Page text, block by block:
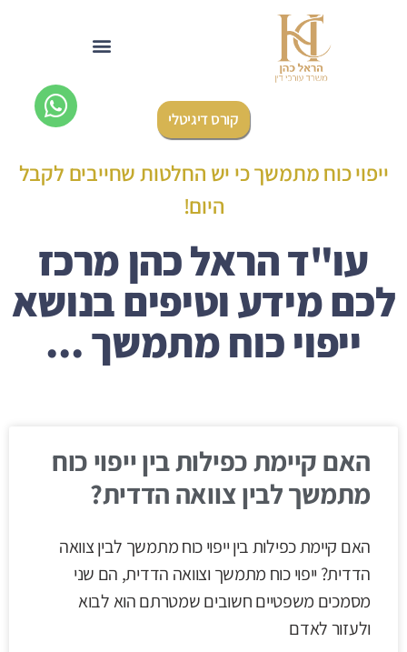
קורס דיגיטלי
ייפוי כוח מתמשך כי יש החלטות שחייבים לקבל
היום!
עו"ד הראל כהן מרכז
לכם מידע וטיפים בנושא
ייפוי כוח מתמשך ...
האם קיימת כפילות בין ייפוי כוח
מתמשך לבין צוואה הדדית?
האם קיימת כפילות בין ייפוי כוח מתמשך לבין צוואה
הדדית? ייפוי כוח מתמשך וצוואה הדדית, הם שני
מסמכים משפטיים חשובים שמטרתם הוא לבוא
ולעזור לאדם